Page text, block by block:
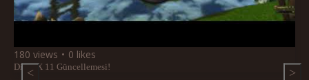
180 views 0 likes
DirectX 11 Güncellemesi!
< >